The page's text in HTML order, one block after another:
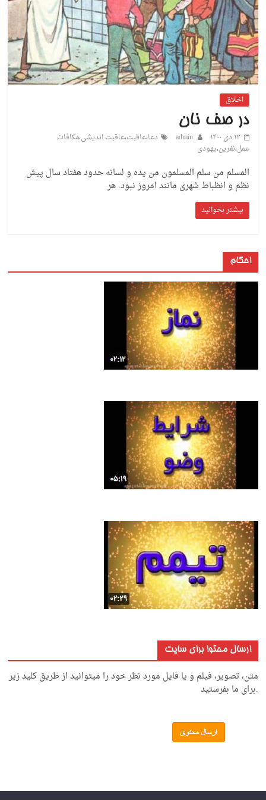
اخلاق
در صف نان
۱۳ دی ۱۴۰۰ admin دعا،عاقبت،عاقبت اندیشی،مکافات
عمل،نفرین،یهودی
المسلم من سلم المسلمون من یده و لسانه حدود هفتاد سال پیش
نظم و انظباط شهری مانند امروز نبود. هر
بیشتر بخوانید
احکام
ارسال محتوا برای سایت
متن، تصویر، فیلم و یا فایل مورد نظر خود را میتوانید از طریق کلید زیر
.برای ما بفرستید